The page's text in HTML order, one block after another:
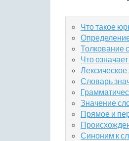
Что такое
Толкование
Что
Словарь
Значение
Прямое и
Синоним к